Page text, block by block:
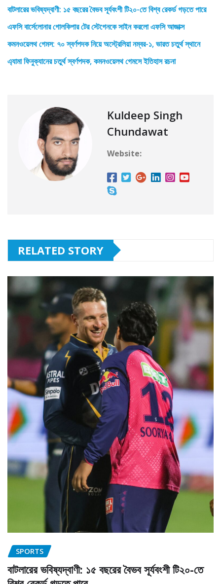
বাটলারের ভবিষ্যদ্বাণী: ১৫ বছরের বৈভব সূর্যবংশী টি২০-তে বিশ্ব রেকর্ড গড়তে পারে
এফসি বার্সেলোনার গোলকিপার টের স্টেগেনকে সাইন করলো এফসি আজাক্স
কমনওয়েলথ গেমস: ৭০ স্বর্ণপদক নিয়ে অস্ট্রেলিয়া নম্বর-১, ভারত চতুর্থ স্থানে
এ্যামা ফিনুক্যানের চতুর্থ স্বর্ণপদক, কমনওয়েলথ গেমসে ইতিহাস রচনা
Kuldeep Singh
Chundawat
Website:
RELATED STORY
SPORTS
বাটলারের ভবিষ্যদ্বাণী: ১৫ বছরের বৈভব সূর্যবংশী টি২০-তে